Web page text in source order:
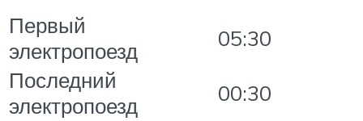
Первый
электропоезд
05:30
Последний
электропоезд
00:30